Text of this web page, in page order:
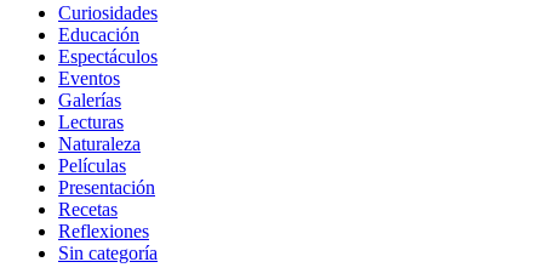
Curiosidades
Educación
Espectáculos
Eventos
Galerías
Lecturas
Naturaleza
Películas
Presentación
Recetas
Reflexiones
Sin categoría